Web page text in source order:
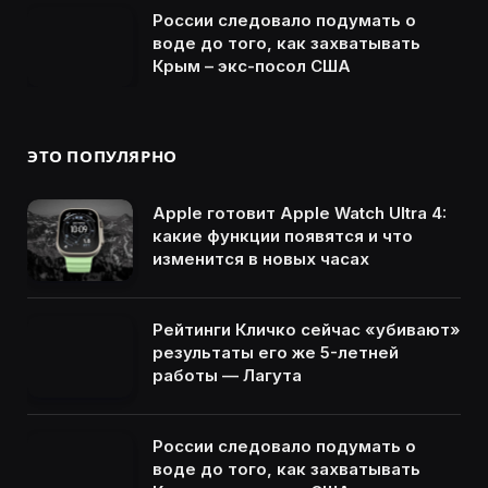
России следовало подумать о
воде до того, как захватывать
Крым – экс-посол США
ЭТО ПОПУЛЯРНО
Apple готовит Apple Watch Ultra 4:
какие функции появятся и что
изменится в новых часах
Рейтинги Кличко сейчас «убивают»
результаты его же 5-летней
работы — Лагута
России следовало подумать о
воде до того, как захватывать